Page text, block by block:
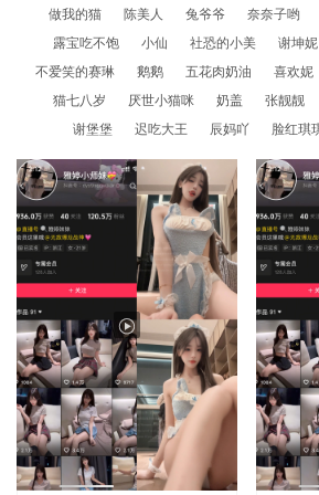
做我的猫
陈美人 兔爷爷 奈奈子哟
露宝吃不饱
小仙 社恐的小美 谢坤妮
不爱笑的赛琳
鹅鹅 五花肉奶油 喜欢妮
猫七八岁
厌世小猫咪 奶盖 张靓靓
谢堡堡
迟吃大王 辰妈吖 脸红琪
